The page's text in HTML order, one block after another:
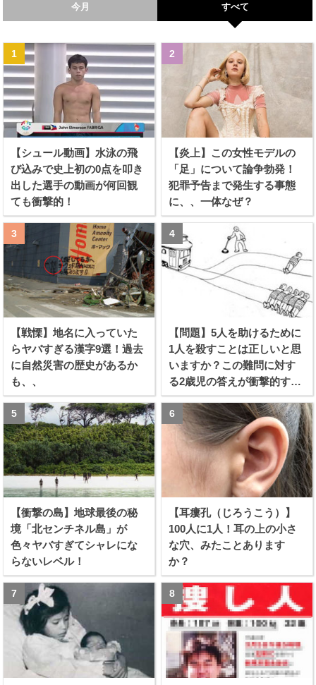
今月 すべて
【シュール動画】水泳の飛
び込みで史上初の0点を叩き
出した選手の動画が何回観
ても衝撃的！
【炎上】この女性モデルの
「足」について論争勃発！
犯罪予告まで発生する事態
に、、一体なぜ？
【戦慄】地名に入っていた
らヤバすぎる漢字9選！過去
に自然災害の歴史があるか
も、、
【問題】5人を助けるために
1人を殺すことは正しいと思
いますか？この難問に対す
る2歳児の答えが衝撃的すぎ
る！！
【衝撃の島】地球最後の秘
境「北センチネル島」が
色々ヤバすぎてシャレにな
らないレベル！
【耳瘻孔（じろうこう）】
100人に1人！耳の上の小さ
な穴、みたことあります
か？